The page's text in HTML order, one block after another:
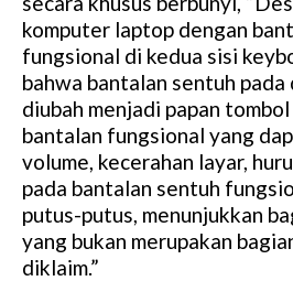
komputer laptop dengan
fungsional di kedua sisi
bahwa bantalan sentuh
diubah menjadi papan
bantalan fungsional yang
volume, kecerahan layar,
pada bantalan sentuh
putus-putus, menunjukkan
yang bukan merupakan
diklaim.”